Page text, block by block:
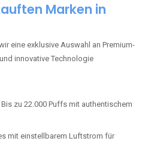
Marken in
eine exklusive Auswahl an Premium-
innovative Technologie
Bis zu 22.000 Puffs mit authentischem
mit einstellbarem Luftstrom für